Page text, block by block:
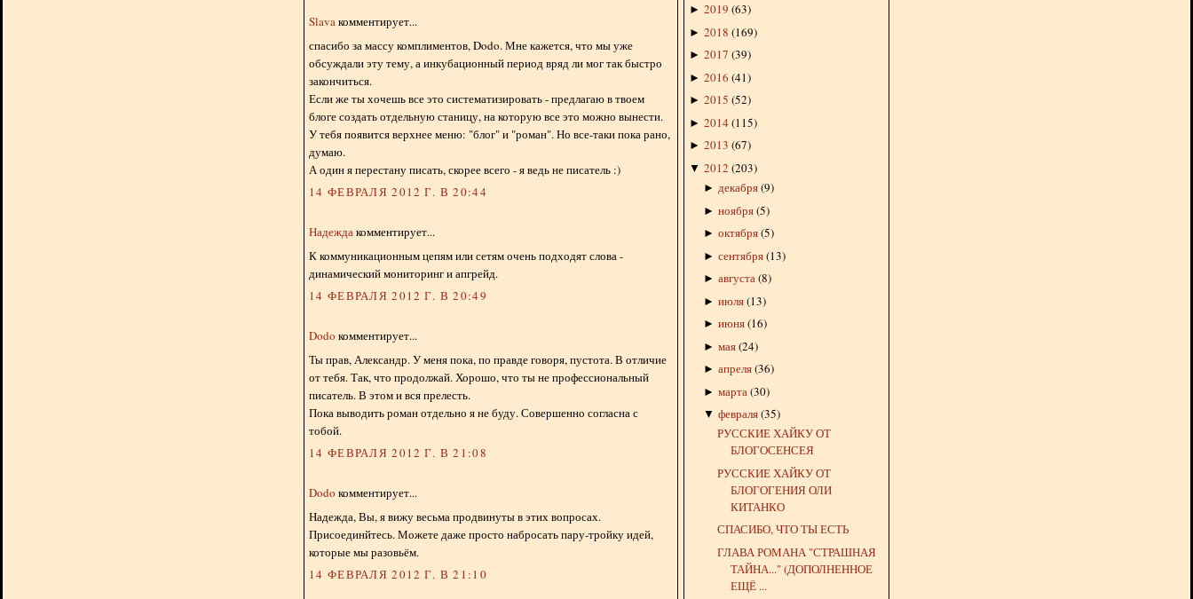
Slavaкомментирует...
спасибо за массу комплиментов, Dodo. Мне кажется, что мы уже
обсуждали эту тему, а инкубационный период вряд ли мог так быстро
закончиться.
Если же ты хочешь все это систематизировать - предлагаю в твоем
блоге создать отдельную станицу, на которую все это можно вынести.
У тебя появится верхнее меню: "блог" и "роман". Но все-таки пока рано,
думаю.
А один я перестану писать, скорее всего - я ведь не писатель :)
14 ФЕВРАЛЯ 2012 Г. В 20:44
Надеждакомментирует...
К коммуникационным цепям или сетям очень подходят слова -
динамический мониторинг и апгрейд.
14 ФЕВРАЛЯ 2012 Г. В 20:49
Dodo комментирует...
Ты прав, Александр. У меня пока, по правде говоря, пустота. В отличие
от тебя. Так, что продолжай. Хорошо, что ты не профессиональный
писатель. В этом и вся прелесть.
Пока выводить роман отдельно я не буду. Совершенно согласна с
тобой.
14 ФЕВРАЛЯ 2012 Г. В 21:08
Dodo комментирует...
Надежда, Вы, я вижу весьма продвинуты в этих вопросах.
Присоединйтесь. Можете даже просто набросать пару-тройку идей,
которые мы разовьём.
14 ФЕВРАЛЯ 2012 Г. В 21:10
► 2019 (63)
► 2018 (169)
► 2017 (39)
► 2016 (41)
► 2015 (52)
► 2014 (115)
► 2013 (67)
▼ 2012 (203)
► декабря(9)
► ноября(5)
► октября(5)
► сентября(13)
► августа(8)
► июля(13)
► июня(16)
► мая(24)
► апреля(36)
► марта (30)
▼ февраля(35)
РУССКИЕ ХАЙКУ ОТ
БЛОГОСЕНСЕЯ
РУССКИЕ ХАЙКУ ОТ
БЛОГОГЕНИЯ ОЛИ
КИТАНКО
СПАСИБО, ЧТО ТЫ ЕСТЬ
ГЛАВА РОМАНА "СТРАШНАЯ
ТАЙНА..." (ДОПОЛНЕННОЕ
ЕЩЁ ...